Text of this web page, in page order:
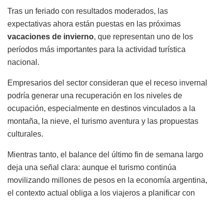
Tras un feriado con resultados moderados, las
expectativas ahora están puestas en las próximas
vacaciones de invierno, que representan uno de los
períodos más importantes para la actividad turística
nacional.
Empresarios del sector consideran que el receso invernal
podría generar una recuperación en los niveles de
ocupación, especialmente en destinos vinculados a la
montaña, la nieve, el turismo aventura y las propuestas
culturales.
Mientras tanto, el balance del último fin de semana largo
deja una señal clara: aunque el turismo continúa
movilizando millones de pesos en la economía argentina,
el contexto actual obliga a los viajeros a planificar con